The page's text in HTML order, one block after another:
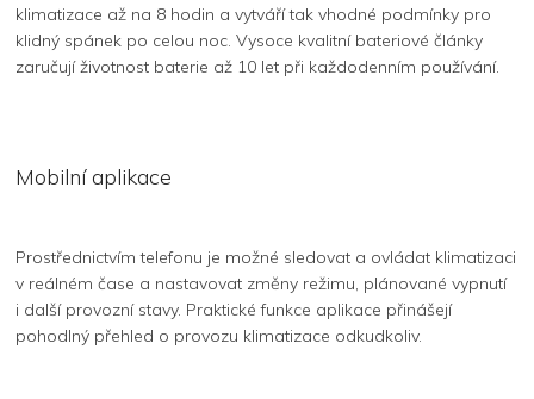
klimatizace až na 8 hodin a vytváří tak vhodné podmínky pro
klidný spánek po celou noc. Vysoce kvalitní bateriové články
zaručují životnost baterie až 10 let při každodenním používání.
Mobilní aplikace
Prostřednictvím telefonu je možné sledovat a ovládat klimatizaci
v reálném čase a nastavovat změny režimu, plánované vypnutí
i další provozní stavy. Praktické funkce aplikace přinášejí
pohodlný přehled o provozu klimatizace odkudkoliv.